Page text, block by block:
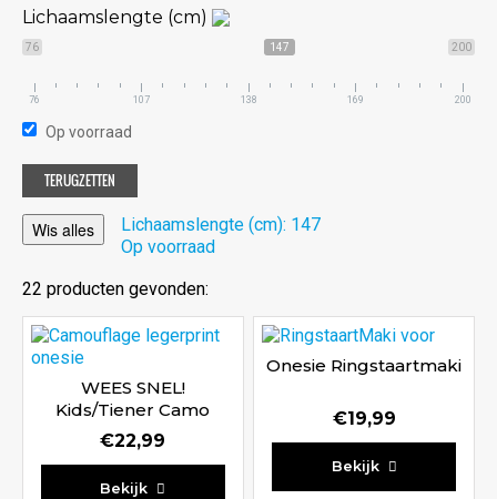
Lichaamslengte (cm)
76 200
147
76 107 138 169 200
Op voorraad
TERUGZETTEN
Wis alles
Lichaamslengte (cm): 147
Op voorraad
22 producten gevonden:
WEES SNEL!
Kids/Tiener Camo
Legerprint
€22,99
Bekijk
Onesie Ringstaartmaki
€19,99
Bekijk